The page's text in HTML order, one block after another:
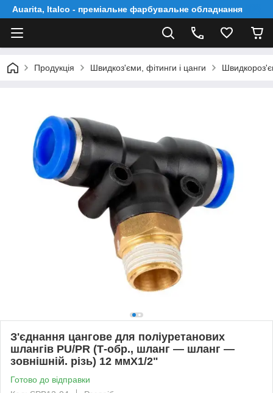
Auarita, Italco - преміальне фарбувальне обладнання
Продукція Швидкоз'єми, фітинги і цанги
З'єднання цангове для поліуретанових
шлангів PU/PR (Т-обр., шланг — шланг —
зовнішній. різь) 12 ммX1/2"
Готово до відправки